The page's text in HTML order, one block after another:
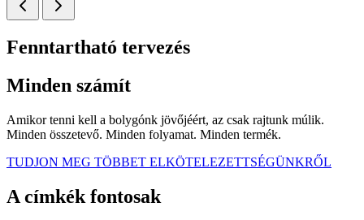
Fenntartható tervezés
Minden számít
Amikor tenni kell a bolygónk jövőjéért, az csak rajtunk múlik.
Minden összetevő. Minden folyamat. Minden termék.
TUDJON MEG TÖBBET ELKÖTELEZETTSÉGÜNKRŐL
A címkék fontosak